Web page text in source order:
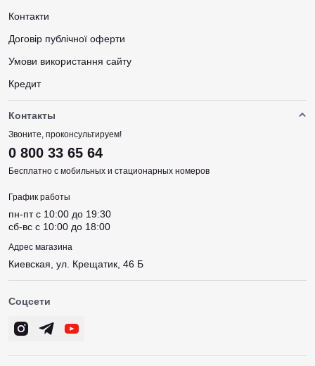
Контакти
Договір публічної оферти
Умови використання сайту
Кредит
Контакты
Звоните, проконсультируем!
0 800 33 65 64
Бесплатно с мобильных и стационарных номеров
График работы
пн-пт c 10:00 до 19:30
сб-вс c 10:00 до 18:00
Адрес магазина
Киевская, ул. Крещатик, 46 Б
Соцсети